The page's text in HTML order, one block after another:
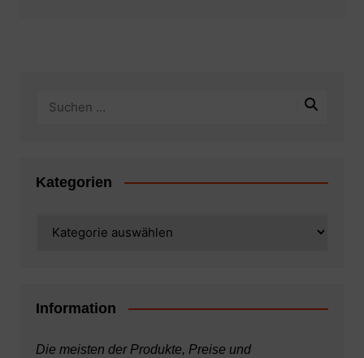
Kategorien
Information
Die meisten der Produkte, Preise und